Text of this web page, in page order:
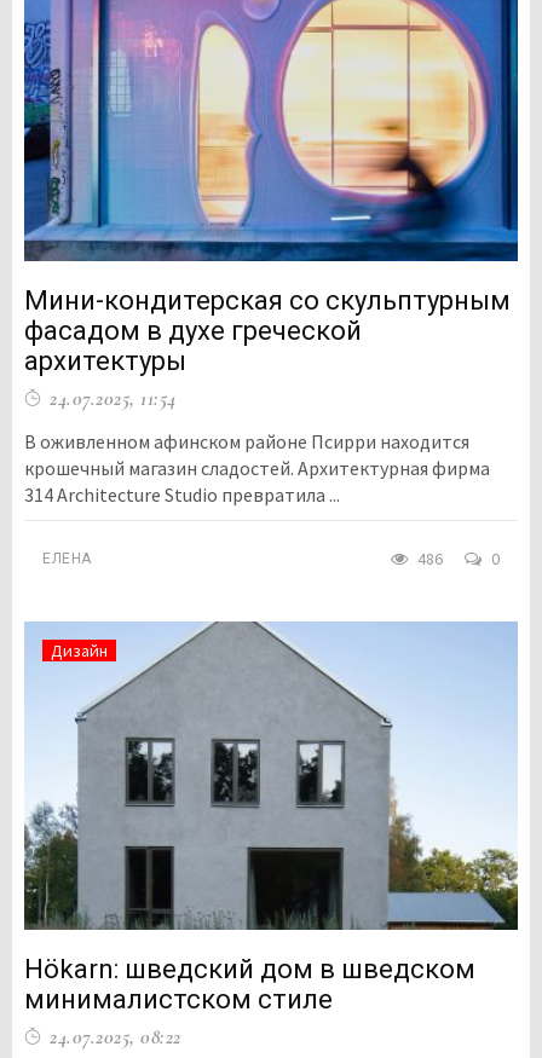
Мини-кондитерская со скульптурным
фасадом в духе греческой
архитектуры
24.07.2025, 11:54
В оживленном афинском районе Псирри находится
крошечный магазин сладостей. Архитектурная фирма
314 Architecture Studio превратила ...
ЕЛЕНА 486 0
Дизайн
Hökarn: шведский дом в шведском
минималистском стиле
24.07.2025, 08:22